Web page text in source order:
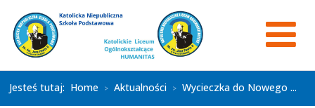
Jesteś tutaj: Home > Aktualności > Wycieczka do Nowego ...